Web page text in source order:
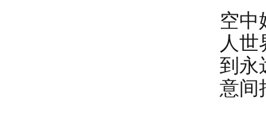
空中
人
到永
意间